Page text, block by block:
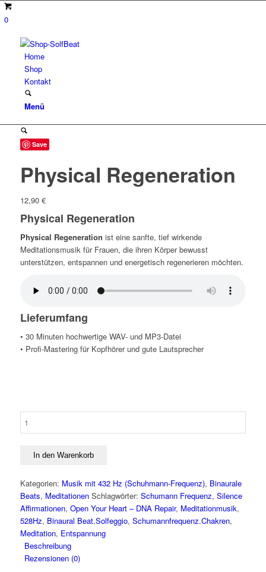
0
Home
Shop
Kontakt
Menü
Save
Physical Regeneration
12,90 €
Physical Regeneration
Physical Regeneration ist eine sanfte, tief wirkende
Meditationsmusik für Frauen, die ihren Körper bewusst
unterstützen, entspannen und energetisch regenerieren möchten.
Lieferumfang
• 30 Minuten hochwertige WAV- und MP3-Datei
• Profi-Mastering für Kopfhörer und gute Lautsprecher
In den Warenkorb
Kategorien: Musik mit 432 Hz (Schuhmann-Frequenz), Binaurale
Beats, Meditationen Schlagwörter: Schumann Frequenz, Silence
Affirmationen, Open Your Heart – DNA Repair, Meditationmusik,
528Hz, Binaural Beat.Solfeggio, Schumannfrequenz.Chakren,
Meditation, Entspannung
Beschreibung
Rezensionen (0)